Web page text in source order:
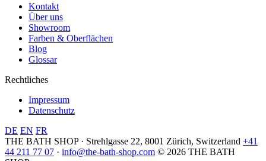
Kontakt
Über uns
Showroom
Farben & Oberflächen
Blog
Glossar
Rechtliches
Impressum
Datenschutz
DE EN FR
THE BATH SHOP · Strehlgasse 22, 8001 Zürich, Switzerland +41
44 211 77 07 · info@the-bath-shop.com © 2026 THE BATH